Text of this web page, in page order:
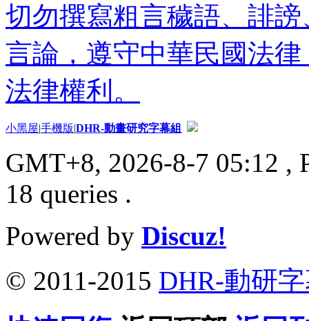
切勿撰寫粗言穢語、誹
言論，遵守中華民國法
法律權利。
小黑屋|手機版|DHR-動畫研究字幕組
GMT+8, 2026-8-7 05:12 ,
18 queries .
Powered by Discuz!
© 2011-2015 DHR-動研